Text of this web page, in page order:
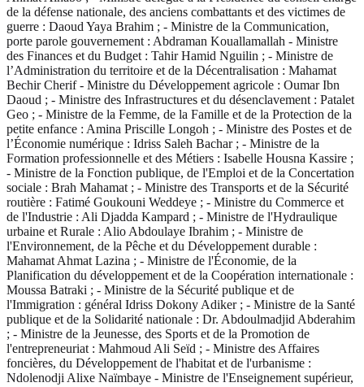
de la défense nationale, des anciens combattants et des victimes de
guerre : Daoud Yaya Brahim ; - Ministre de la Communication,
porte parole gouvernement : Abdraman Kouallamallah - Ministre
des Finances et du Budget : Tahir Hamid Nguilin ; - Ministre de
l’Administration du territoire et de la Décentralisation : Mahamat
Bechir Cherif - Ministre du Développement agricole : Oumar Ibn
Daoud ; - Ministre des Infrastructures et du désenclavement : Patalet
Geo ; - Ministre de la Femme, de la Famille et de la Protection de la
petite enfance : Amina Priscille Longoh ; - Ministre des Postes et de
l’Économie numérique : Idriss Saleh Bachar ; - Ministre de la
Formation professionnelle et des Métiers : Isabelle Housna Kassire ;
- Ministre de la Fonction publique, de l'Emploi et de la Concertation
sociale : Brah Mahamat ; - Ministre des Transports et de la Sécurité
routière : Fatimé Goukouni Weddeye ; - Ministre du Commerce et
de l'Industrie : Ali Djadda Kampard ; - Ministre de l'Hydraulique
urbaine et Rurale : Alio Abdoulaye Ibrahim ; - Ministre de
l'Environnement, de la Pêche et du Développement durable :
Mahamat Ahmat Lazina ; - Ministre de l'Économie, de la
Planification du développement et de la Coopération internationale :
Moussa Batraki ; - Ministre de la Sécurité publique et de
l'Immigration : général Idriss Dokony Adiker ; - Ministre de la Santé
publique et de la Solidarité nationale : Dr. Abdoulmadjid Abderahim
; - Ministre de la Jeunesse, des Sports et de la Promotion de
l'entrepreneuriat : Mahmoud Ali Seïd ; - Ministre des Affaires
foncières, du Développement de l'habitat et de l'urbanisme :
Ndolenodji Alixe Naïmbaye - Ministre de l'Enseignement supérieur,